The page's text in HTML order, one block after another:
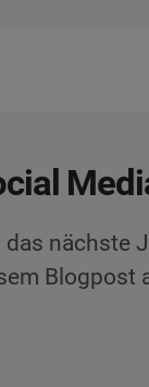
nächste
Blogpost